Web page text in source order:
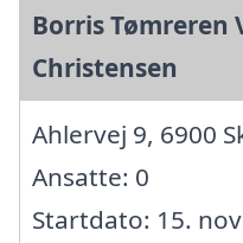
Borris Tømreren
Christensen
Ahlervej 9, 6900
Ansatte: 0
Startdato: 15.